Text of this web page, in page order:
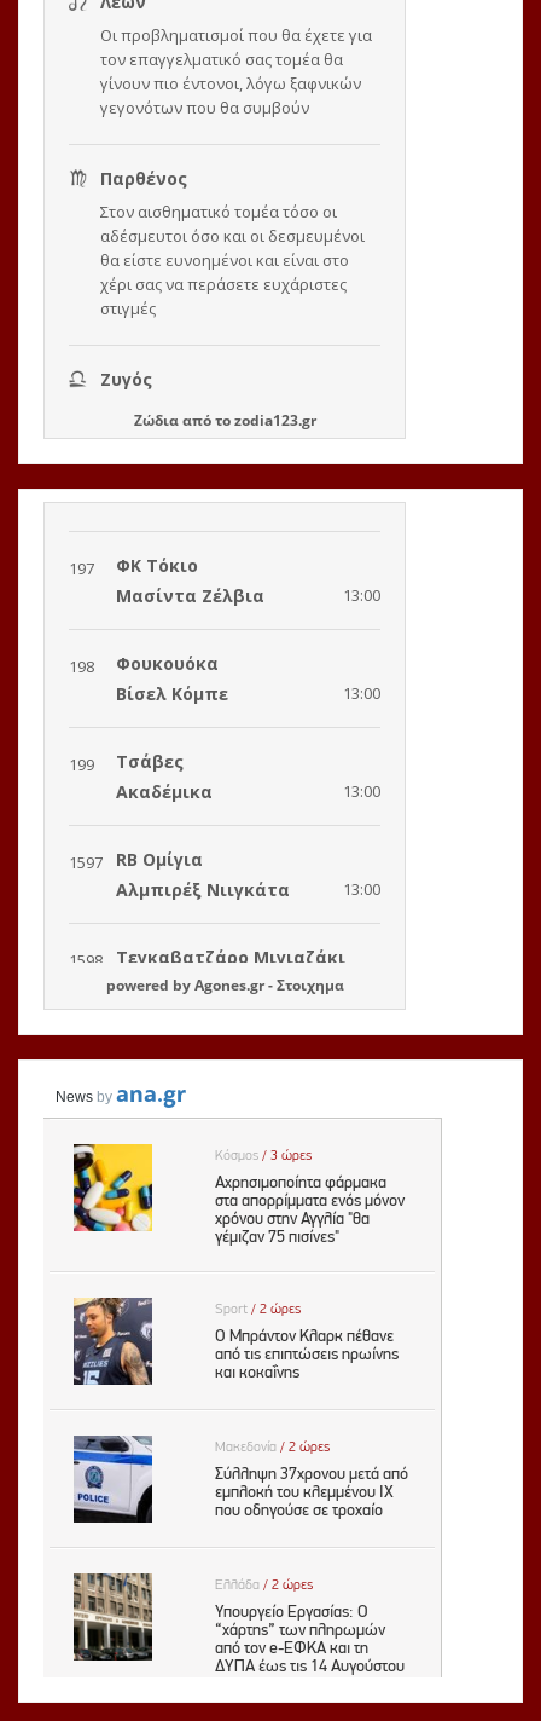
Ζώδιααπό τοzodia123.gr
powered byAgones.gr-Στοιχημα